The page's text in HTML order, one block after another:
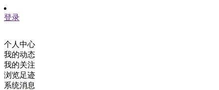
登录
个人中心
我的动态
我的关注
浏览足迹
系统消息